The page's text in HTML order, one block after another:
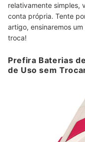
relativamente simples,
conta própria. Tente
artigo, ensinaremos
troca!
Prefira Baterias
de Uso sem